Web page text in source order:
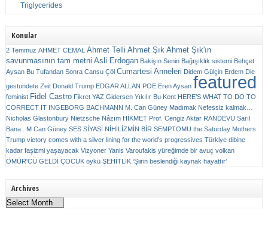
Triglycerides
Konular
2 Temmuz AHMET CEMAL Ahmet Telli Ahmet Şık Ahmet Şık'ın
savunmasının tam metni Asli Erdogan Bakişın Senin Bağışıklık sistemi Behçet
Aysan Bu Tufandan Sonra Cansu Çöl Cumartesi Anneleri Didem Gülçin Erdem Die
gestundete Zeit Donald Trump EDGAR ALLAN POE Eren Aysan featured
feminist Fidel Castro Fikret YAZ Gidersen Yıkılır Bu Kent HERE’S WHAT TO DO TO
CORRECT IT INGEBORG BACHMANN M. Can Güney Madımak Nefessiz kalmak…
Nicholas Glastonbury Nietzsche Nâzım HİKMET Prof. Cengiz Aktar RANDEVU Sarıl
Bana . M Can Güney SES SİYASİ NİHİLİZMİN BİR SEMPTOMU the Saturday Mothers
Trump victory comes with a silver lining for the world’s progressives Türkiye dibine
kadar faşizmi yaşayacak Vizyoner Yanis Varoufakis yüreğimde bir avuç volkan
ÖMÜR'CÜ GELDİ ÇOCUK öykü ŞEHİTLİK ‘Şiirin beslendiği kaynak hayattır’
Archives
Archives